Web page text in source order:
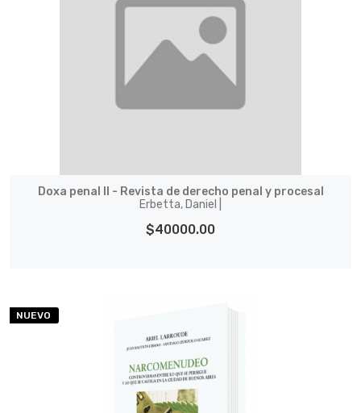
Doxa penal II - Revista de derecho penal y procesal
Erbetta, Daniel |
$40000.00
NUEVO